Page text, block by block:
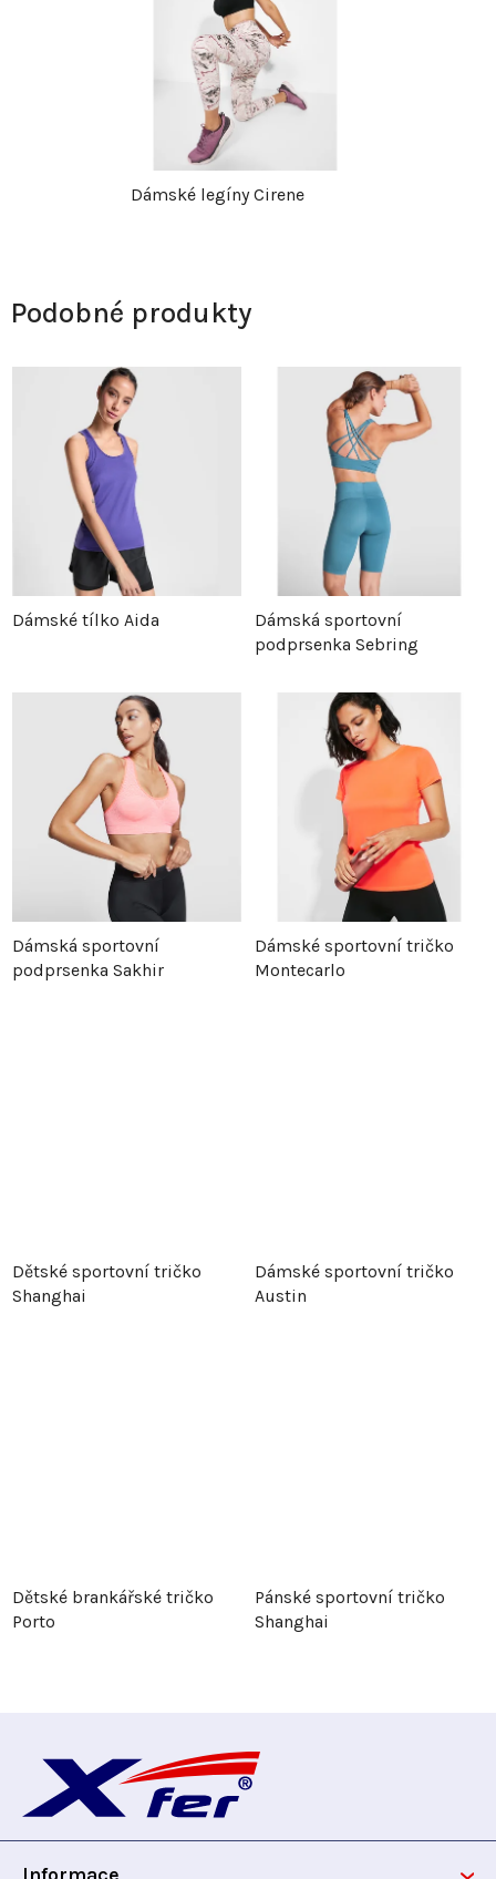
Dámské legíny Cirene
Podobné produkty
Dámské tílko Aida
Dámská sportovní
podprsenka Sebring
Dámská sportovní
podprsenka Sakhir
Dámské sportovní tričko
Montecarlo
Dětské sportovní tričko
Shanghai
Dámské sportovní tričko
Austin
Dětské brankářské tričko
Porto
Pánské sportovní tričko
Shanghai
p